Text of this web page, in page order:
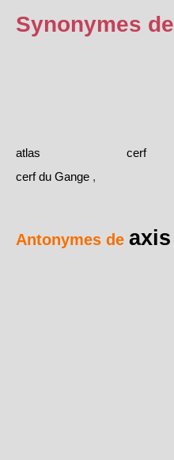
Synonymes de
atlas
cerf
cerf du Gange ,
Antonymes de axis